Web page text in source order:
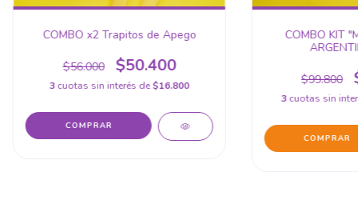
COMBO x2 Trapitos de Apego
$56.000 $50.400
3cuotas sin interés de$16.800
COMPRAR
COMBO KIT
$99.800
3cuotas sin